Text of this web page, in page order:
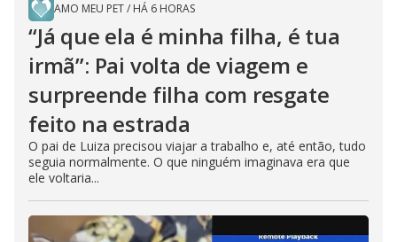
AMO MEU PET/ HÁ 6 HORAS
“Já que ela é minha filha, é tua
irmã”: Pai volta de viagem e
surpreende filha com resgate
feito na estrada
O pai de Luiza precisou viajar a trabalho e, até então, tudo
seguia normalmente. O que ninguém imaginava era que
ele voltaria...